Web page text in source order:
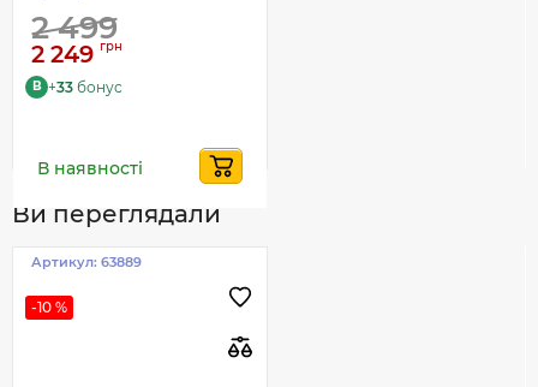
2 499
2 249 грн
B +33 бонус
В наявності
Ви переглядали
Артикул: 63889
-10 %